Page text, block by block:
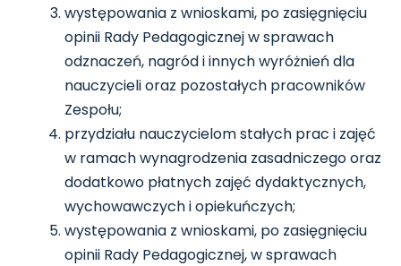
występowania z wnioskami, po zasięgnięciu
opinii Rady Pedagogicznej w sprawach
odznaczeń, nagród i innych wyróżnień dla
nauczycieli oraz pozostałych pracowników
Zespołu;
przydziału nauczycielom stałych prac i zajęć
w ramach wynagrodzenia zasadniczego oraz
dodatkowo płatnych zajęć dydaktycznych,
wychowawczych i opiekuńczych;
występowania z wnioskami, po zasięgnięciu
opinii Rady Pedagogicznej, w sprawach